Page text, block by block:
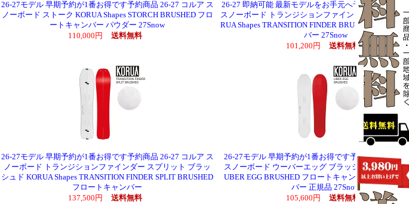
26-27モデル 早期予約が1番お得です予約商品 26-27 コルア ス
ノーボード ストーク KORUA Shapes STORCH BRUSHED フロ
ートキャンバー パウダー 27Snow
110,000円
送料無料
26-27 即納可能 最新モデルをお手元へ予約商品 26-27
スノーボード トランジションファインダー ブラッシ
RUA Shapes TRANSITION FINDER BRUSHED フロー
バー 27Snow
101,200円
送料無料
26-27モデル 早期予約が1番お得です予約商品 26-27 コルア ス
ノーボード トランジションファインダー スプリット ブラッ
シュド KORUA Shapes TRANSITION FINDER SPLIT BRUSHED
フロートキャンバー
137,500円
送料無料
26-27モデル 早期予約が1番お得です予約商品 26-27
スノーボード ウーバーエッグ ブラッシュド KORUA
UBER EGG BRUSHED フロートキャンバー パウダー
バー 正規品 27Snow
105,600円
送料無料